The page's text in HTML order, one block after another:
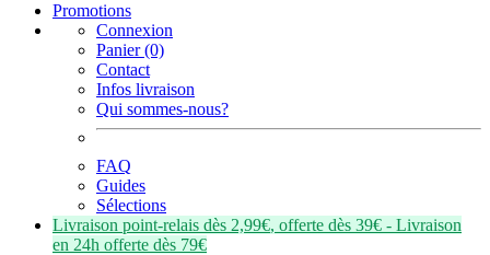
Promotions
Connexion
Panier (0)
Contact
Infos livraison
Qui sommes-nous?
FAQ
Guides
Sélections
Livraison point-relais dès 2,99€, offerte dès 39€ - Livraison
en 24h offerte dès 79€